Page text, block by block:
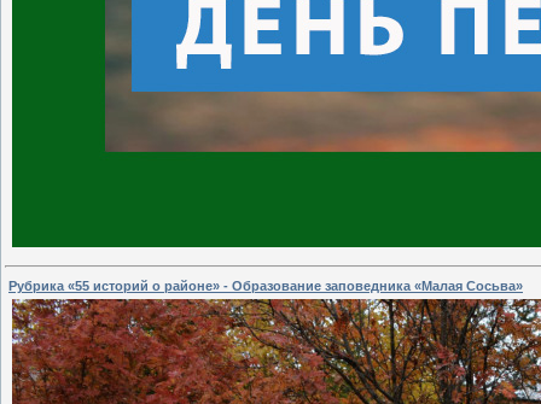
Рубрика «55 историй о районе» - Образование заповедника «Малая Сосьва»